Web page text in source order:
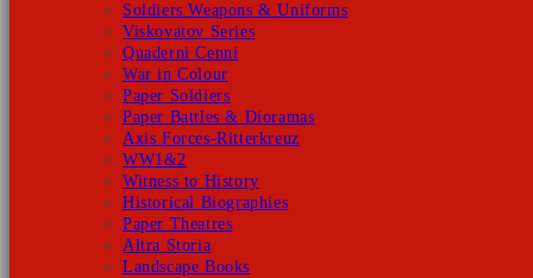
Soldiers Weapons & Uniforms
Viskovatov Series
Quaderni Cenni
War in Colour
Paper Soldiers
Paper Battles & Dioramas
Axis Forces-Ritterkreuz
WW1&2
Witness to History
Historical Biographies
Paper Theatres
Altra Storia
Landscape Books